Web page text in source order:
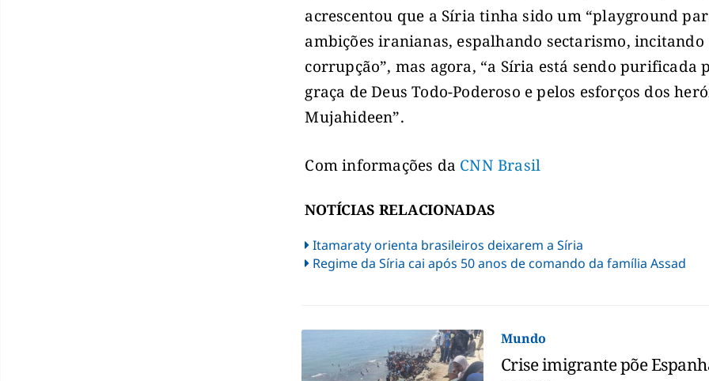
acrescentou que a Síria tinha sido um “playground
ambições iranianas, espalhando sectarismo, incitando
corrupção”, mas agora, “a Síria está sendo purificada
graça de Deus Todo-Poderoso e pelos esforços dos
Mujahideen”.
Com informações da CNN Brasil
NOTÍCIAS RELACIONADAS
Itamaraty orienta brasileiros deixarem a Síria
Regime da Síria cai após 50 anos de comando da família Assad
Mundo
Crise imigrante põe